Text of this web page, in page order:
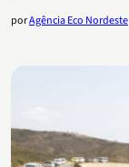
porAgência Eco Nordeste